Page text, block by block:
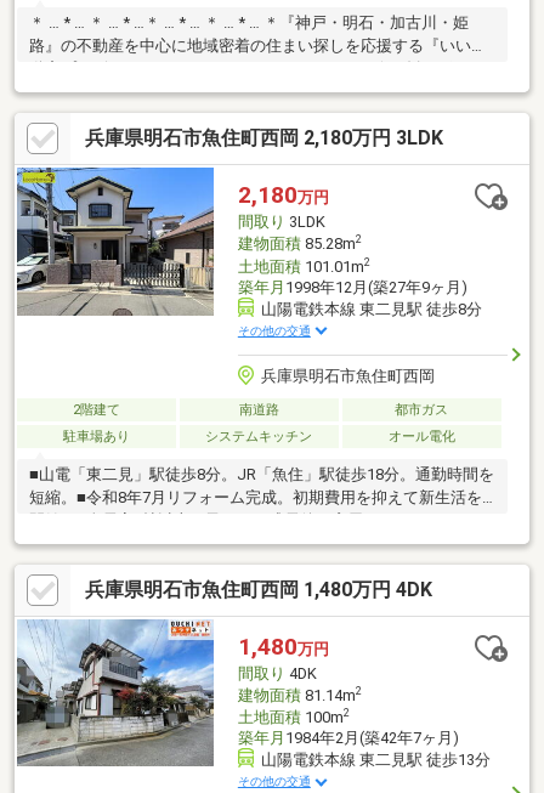
＊ … * … ＊ … * …＊ … * … ＊ … * … ＊『神戸・明石・加古川・姫
路』の不動産を中心に地域密着の住まい探しを応援する『いい不
ト☆●JR山陽本線「魚住」駅徒歩19分●お好みに合わせて使い分
けが可能な和室2部屋・洋室2部屋●全居室2面採光×6帖以上の快適
な住空間●LDKは和室との一体利用で約21帖の大空間●カースペー
ス2台分(車種による)●2025年1月リフォーム履歴・カーポート/バ
ルコニー屋根補修●周辺環境・魚住小学校 徒歩4分・マルアイ魚
住店 徒歩12分
兵庫県明石市魚住町西岡 2,180万円 3LDK
2,180万円
間取り 3LDK
建物面積85.28m2
土地面積101.01m2
築年月 1998年12月(築27年9ヶ月)
山陽電鉄本線 東二見駅 徒歩8分
その他の交通
兵庫県明石市魚住町西岡
2階建て 南道路
都市ガス
駐車場あり
システムキッチン オール電化
■山電「東二見」駅徒歩8分。JR「魚住」駅徒歩18分。通勤時間を
短縮。■令和8年7月リフォーム完成。初期費用を抑えて新生活を
3LDK。■キッチン・洗面台・トイレを新調。水回りを気持ちよく
使える。■駐車1台■錦浦小学校・魚住中学校新築住宅の価格が高
騰する今、LocoHomeではリフォーム済み中古戸建という選択肢
もご提案しています。無理のない予算でマイホームを叶えたいと
いうご要望に応えた住まいです。LocoHouseのようなおしゃれな
デザインを取り入れているのも、LocoHomeならではの魅力。ぜ
ひお気軽にお問い合わせください。
兵庫県明石市魚住町西岡 1,480万円 4DK
1,480万円
間取り 4DK
建物面積81.14m2
土地面積100m2
築年月 1984年2月(築42年7ヶ月)
山陽電鉄本線 東二見駅 徒歩13分
その他の交通